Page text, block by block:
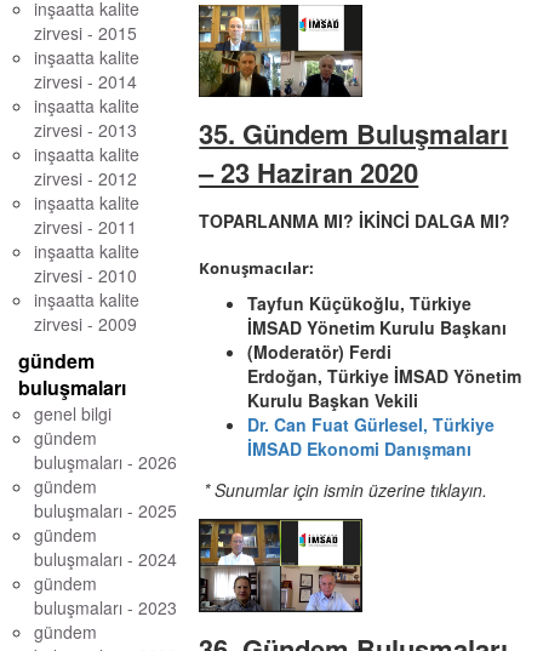
inşaatta kalite
zirvesi - 2015
inşaatta kalite
zirvesi - 2014
inşaatta kalite
zirvesi - 2013
inşaatta kalite
zirvesi - 2012
inşaatta kalite
zirvesi - 2011
inşaatta kalite
zirvesi - 2010
inşaatta kalite
zirvesi - 2009
gündem
buluşmaları
genel bilgi
gündem
buluşmaları - 2026
gündem
buluşmaları - 2025
gündem
buluşmaları - 2024
gündem
buluşmaları - 2023
gündem
35. Gündem Buluşmaları
– 23 Haziran 2020
TOPARLANMA MI? İKİNCİ DALGA MI?
Konuşmacılar:
Tayfun Küçükoğlu, Türkiye
İMSAD Yönetim Kurulu Başkanı
(Moderatör) Ferdi
Erdoğan, Türkiye İMSAD Yönetim
Kurulu Başkan Vekili
Dr. Can Fuat Gürlesel,Türkiye
İMSAD Ekonomi Danışmanı
* Sunumlar için ismin üzerine tıklayın.